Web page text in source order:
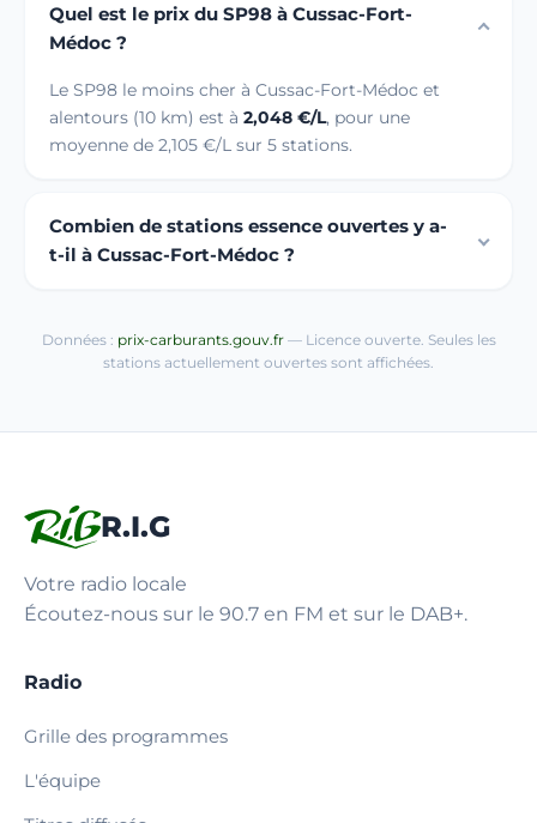
Quel est le prix du SP98 à Cussac-Fort-
Médoc ?
Le SP98 le moins cher à Cussac-Fort-Médoc et
alentours (10 km) est à 2,048 €/L, pour une
moyenne de 2,105 €/L sur 5 stations.
Combien de stations essence ouvertes y a-
t-il à Cussac-Fort-Médoc ?
Données : prix-carburants.gouv.fr— Licence ouverte. Seules les
stations actuellement ouvertes sont affichées.
R.I.G
Votre radio locale
Écoutez-nous sur le 90.7 en FM et sur le DAB+.
Radio
Grille des programmes
L'équipe